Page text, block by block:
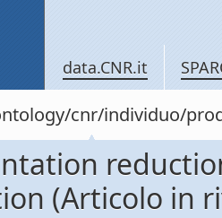
data.CNR.it
cnr/individuo/
(Articolo in